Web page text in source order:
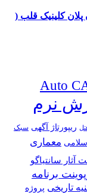
پلان کلینیک قلب (
نرم
ریپورتاژ آگهی سبک
معماری
آثار سانتیاگو
برنامه
تاریخی پروژه